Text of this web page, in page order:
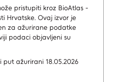
pristupiti kroz BioAtlas -
Hrvatske. Ovaj izvor je
za ažurirane podatke
podaci objavljeni su
ažurirani 18.05.2026